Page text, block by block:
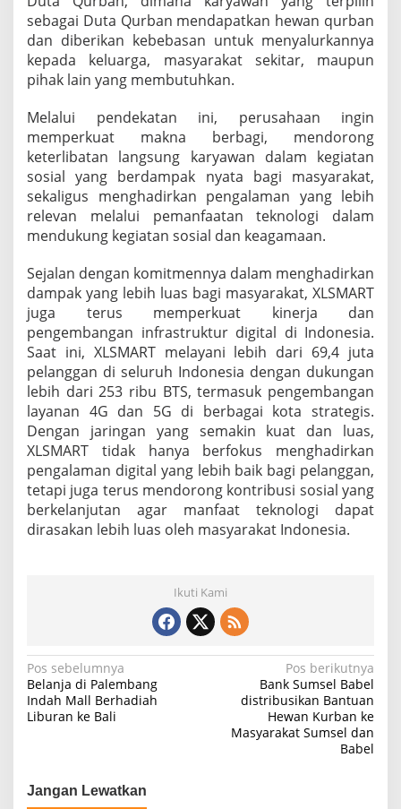
sebagai Duta Qurban mendapatkan hewan qurban
dan diberikan kebebasan untuk menyalurkannya
kepada keluarga, masyarakat sekitar, maupun
pihak lain yang membutuhkan.
Melalui pendekatan ini, perusahaan ingin
memperkuat makna berbagi, mendorong
keterlibatan langsung karyawan dalam kegiatan
sosial yang berdampak nyata bagi masyarakat,
sekaligus menghadirkan pengalaman yang lebih
relevan melalui pemanfaatan teknologi dalam
mendukung kegiatan sosial dan keagamaan.
Sejalan dengan komitmennya dalam menghadirkan
dampak yang lebih luas bagi masyarakat, XLSMART
juga terus memperkuat kinerja dan
pengembangan infrastruktur digital di Indonesia.
Saat ini, XLSMART melayani lebih dari 69,4 juta
pelanggan di seluruh Indonesia dengan dukungan
lebih dari 253 ribu BTS, termasuk pengembangan
layanan 4G dan 5G di berbagai kota strategis.
Dengan jaringan yang semakin kuat dan luas,
XLSMART tidak hanya berfokus menghadirkan
pengalaman digital yang lebih baik bagi pelanggan,
tetapi juga terus mendorong kontribusi sosial yang
berkelanjutan agar manfaat teknologi dapat
dirasakan lebih luas oleh masyarakat Indonesia.
Ikuti Kami
N
a
v
a
Pos sebelumnya
Belanja di Palembang
Indah Mall Berhadiah
Liburan ke Bali
Pos berikutnya
Bank Sumsel Babel
distribusikan Bantuan
Hewan Kurban ke
Masyarakat Sumsel dan
Babel
Jangan Lewatkan